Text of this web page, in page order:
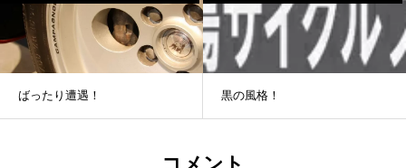
ばったり遭遇！ 黒の風格！